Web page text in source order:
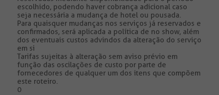
escolhido, podendo haver cobrança adicional caso
seja necessária a mudança de hotel ou pousada.
Para quaisquer mudanças nos serviços já reservados e
confirmados, será aplicada a política de no show, além
dos eventuais custos advindos da alteração do serviço
em si
Tarifas sujeitas à alteração sem aviso prévio em
função das oscilações de custo por parte de
fornecedores de qualquer um dos itens que compõem
este roteiro.
0